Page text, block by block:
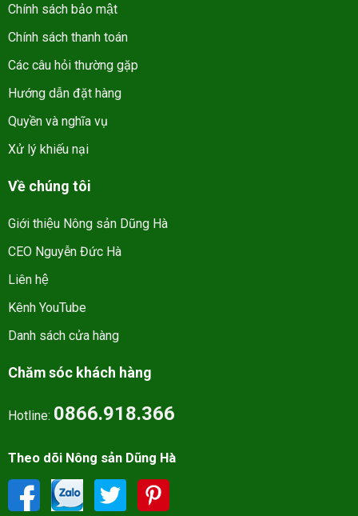
Chính sách bảo mật
Chính sách thanh toán
Các câu hỏi thường gặp
Hướng dẫn đặt hàng
Quyền và nghĩa vụ
Xử lý khiếu nại
Về chúng tôi
Giới thiệu Nông sản Dũng Hà
CEO Nguyễn Đức Hà
Liên hệ
Kênh YouTube
Danh sách cửa hàng
Chăm sóc khách hàng
Hotline: 0866.918.366
Theo dõi Nông sản Dũng Hà